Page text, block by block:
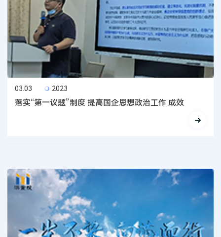
03.03 2023
落实“第一议题”制度 提高国企思想政治工作 成效